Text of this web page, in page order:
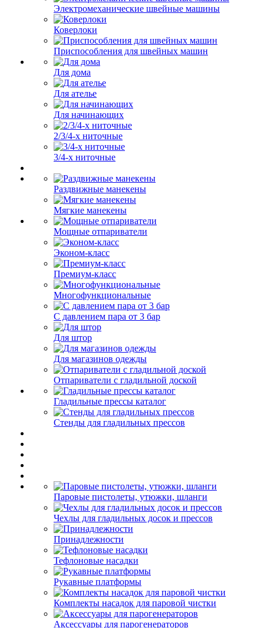
Электромеханические швейные машины
Коверлоки
Приспособления для швейных машин
Для дома
Для ателье
Для начинающих
2/3/4-х ниточные
3/4-х ниточные
Раздвижные манекены
Мягкие манекены
Мощные отпариватели
Эконом-класс
Премиум-класс
Многофункциональные
С давлением пара от 3 бар
Для штор
Для магазинов одежды
Отпариватели с гладильной доской
Гладильные прессы каталог
Стенды для гладильных прессов
Паровые пистолеты, утюжки, шланги
Чехлы для гладильных досок и прессов
Принадлежности
Тефлоновые насадки
Рукавные платформы
Комплекты насадок для паровой чистки
Аксессуары для парогенераторов